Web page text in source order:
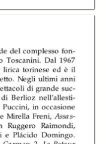
Teatro Regio di
Torino diretta da
Pinchas Steinberg